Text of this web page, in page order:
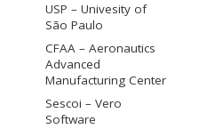
USP – Univesity of
São Paulo
CFAA – Aeronautics
Advanced
Manufacturing Center
Sescoi – Vero
Software